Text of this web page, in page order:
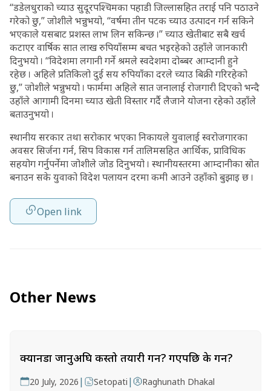
“डडेलधुराको च्याउ सुदूरपश्चिमका पहाडी जिल्लासहित तराई पनि पठाउने
गरेको छु,” जोशीले भन्नुभयो, “वर्षमा तीन पटक च्याउ उत्पादन गर्न सकिने
भएकाले यसबाट प्रशस्त लाभ लिन सकिन्छ ।” च्याउ खेतीबाट सबै खर्च
कटाएर वार्षिक सात लाख रुपियाँसम्म बचत भइरहेको उहाँले जानकारी
दिनुभयो । “विदेशमा लगानी गर्ने श्रमले स्वदेशमा दोब्बर आम्दानी हुने
रहेछ । अहिले प्रतिकिलो दुई सय रुपियाँका दरले च्याउ बिक्री गरिरहेको
छु,” जोशीले भन्नुभयो । फार्ममा अहिले सात जनालाई रोजगारी दिएको भन्दै
उहाँले आगामी दिनमा च्याउ खेती विस्तार गर्दै लैजाने योजना रहेको उहाँले
बताउनुभयो ।
स्थानीय सरकार तथा सरोकार भएका निकायले युवालाई स्वरोजगारका
अवसर सिर्जना गर्न, सिप विकास गर्न तालिमसहित आर्थिक, प्राविधिक
सहयोग गर्नुपर्नेमा जोशीले जोड दिनुभयो । स्थानीयस्तरमा आम्दानीका स्रोत
बनाउन सके युवाको विदेश पलायन दरमा कमी आउने उहाँको बुझाइ छ ।
Open link
Other News
क्यानडा जानुअघि कस्तो तयारी गर्ने? गएपछि के गर्ने?
20 July, 2026 | Setopati | Raghunath Dhakal